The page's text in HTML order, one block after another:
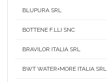
BLUPURA SRL
BOTTENE F.LLI SNC
BRAVILOR ITALIA SRL
BWT WATER+MORE ITALIA SRL